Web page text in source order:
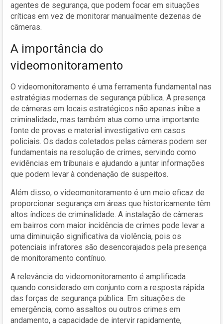
agentes de segurança, que podem focar em situações
críticas em vez de monitorar manualmente dezenas de
câmeras.
A importância do
videomonitoramento
O videomonitoramento é uma ferramenta fundamental nas
estratégias modernas de segurança pública. A presença
de câmeras em locais estratégicos não apenas inibe a
criminalidade, mas também atua como uma importante
fonte de provas e material investigativo em casos
policiais. Os dados coletados pelas câmeras podem ser
fundamentais na resolução de crimes, servindo como
evidências em tribunais e ajudando a juntar informações
que podem levar à condenação de suspeitos.
Além disso, o videomonitoramento é um meio eficaz de
proporcionar segurança em áreas que historicamente têm
altos índices de criminalidade. A instalação de câmeras
em bairros com maior incidência de crimes pode levar a
uma diminuição significativa da violência, pois os
potenciais infratores são desencorajados pela presença
de monitoramento contínuo.
A relevância do videomonitoramento é amplificada
quando considerado em conjunto com a resposta rápida
das forças de segurança pública. Em situações de
emergência, como assaltos ou outros crimes em
andamento, a capacidade de intervir rapidamente,